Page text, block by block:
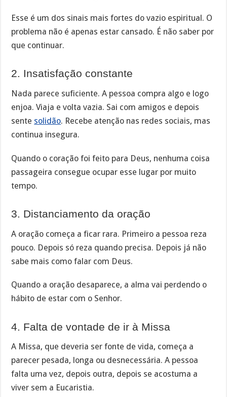
Esse é um dos sinais mais fortes do vazio espiritual. O
problema não é apenas estar cansado. É não saber por
que continuar.
2. Insatisfação constante
Nada parece suficiente. A pessoa compra algo e logo
enjoa. Viaja e volta vazia. Sai com amigos e depois
sente solidão. Recebe atenção nas redes sociais, mas
continua insegura.
Quando o coração foi feito para Deus, nenhuma coisa
passageira consegue ocupar esse lugar por muito
tempo.
3. Distanciamento da oração
A oração começa a ficar rara. Primeiro a pessoa reza
pouco. Depois só reza quando precisa. Depois já não
sabe mais como falar com Deus.
Quando a oração desaparece, a alma vai perdendo o
hábito de estar com o Senhor.
4. Falta de vontade de ir à Missa
A Missa, que deveria ser fonte de vida, começa a
parecer pesada, longa ou desnecessária. A pessoa
falta uma vez, depois outra, depois se acostuma a
viver sem a Eucaristia.